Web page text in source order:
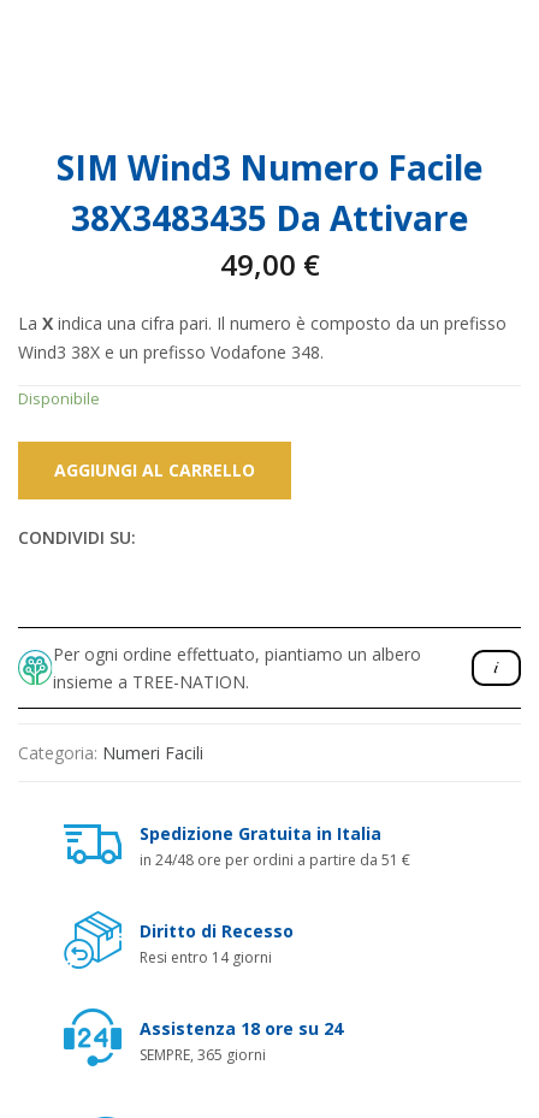
SIM Wind3 Numero Facile
38X3483435 Da Attivare
49,00 €
La X indica una cifra pari. Il numero è composto da un prefisso
Wind3 38X e un prefisso Vodafone 348.
Disponibile
AGGIUNGI AL CARRELLO
CONDIVIDI SU:
Per ogni ordine effettuato, piantiamo un albero
insieme a TREE-NATION.
Categoria: Numeri Facili
Spedizione Gratuita in Italia
in 24/48 ore per ordini a partire da 51 €
Diritto di Recesso
Resi entro 14 giorni
Assistenza 18 ore su 24
SEMPRE, 365 giorni